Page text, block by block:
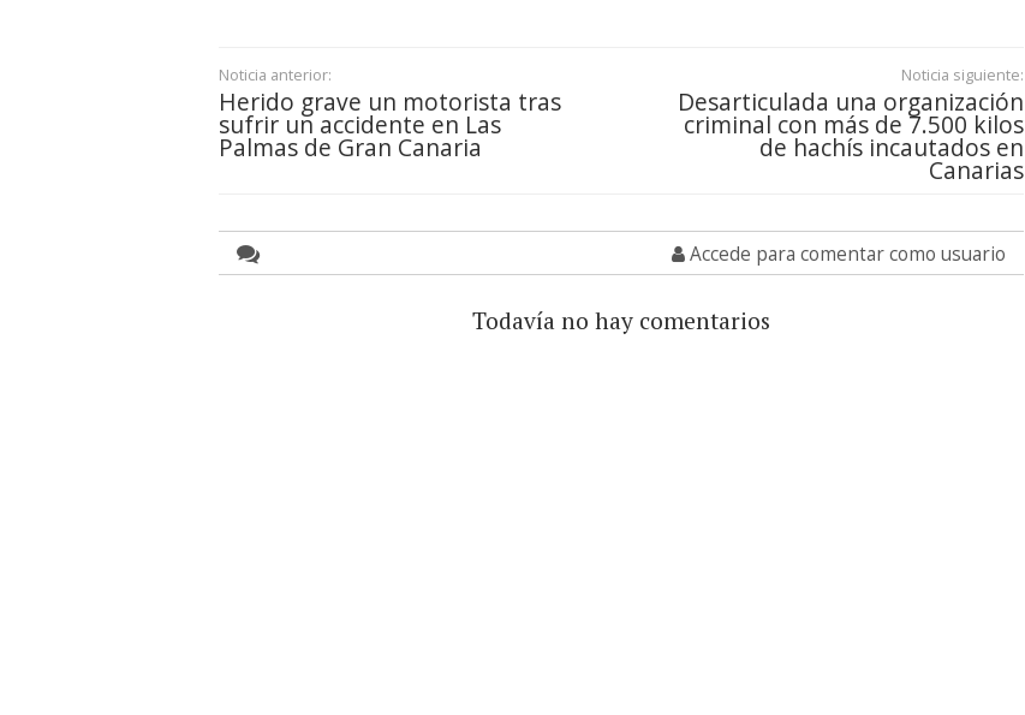
Noticia anterior:
Herido grave un motorista tras
sufrir un accidente en Las
Palmas de Gran Canaria
Noticia siguiente:
Desarticulada una organización
criminal con más de 7.500 kilos
de hachís incautados en
Canarias
Accede para comentar como usuario
Todavía no hay comentarios